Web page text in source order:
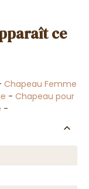
ce
Chapeau Femme
- Chapeau pour
-